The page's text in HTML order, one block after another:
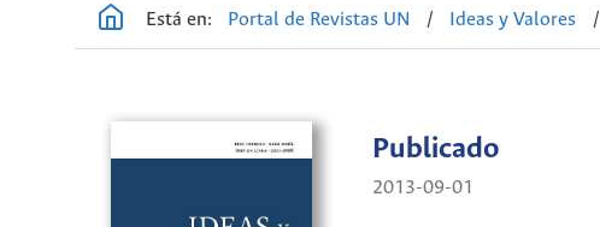
Está en: Portal de Revistas UN / Ideas y Valores /
Publicado
2013-09-01